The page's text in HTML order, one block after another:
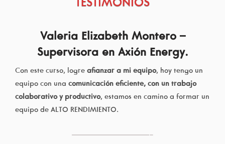
Carmen Vignolo
En el cursoaprendí areconocer que en un equipo de
trabajo, debe tener flexibilidad, mirada compasiva y
colaborativa. Estar abiertos a los cambios constantes.
Tener en cuenta que los tiempos de cada uno son
diferentes. Generar confianza. Observar de qué lado de
compromiso, evitación de responsabilidad. Que debe